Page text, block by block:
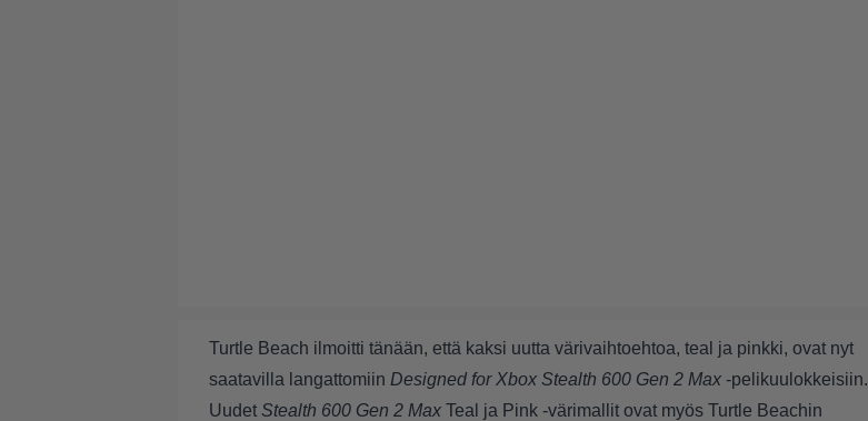
Turtle Beach ilmoitti tänään, että kaksi uutta värivaihtoehtoa, teal ja pinkki, ovat nyt
saatavilla langattomiin Designed for Xbox Stealth 600 Gen 2 Max -pelikuulokkeisiin.
Uudet Stealth 600 Gen 2 Max Teal ja Pink -värimallit ovat myös Turtle Beachin